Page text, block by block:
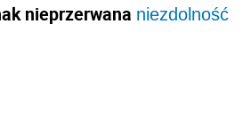
nieprzerwana niezdolność